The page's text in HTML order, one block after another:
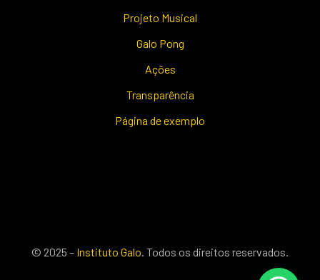
Projeto Musical
Galo Pong
Ações
Transparência
Página de exemplo
© 2025 – Instituto Galo. Todos os direitos reservados.